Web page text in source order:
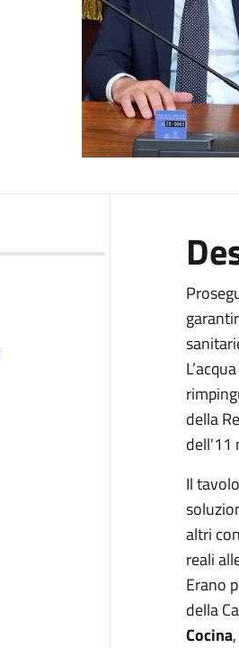
della
dell'11
Il
altri
reali
Erano
della
Cocina